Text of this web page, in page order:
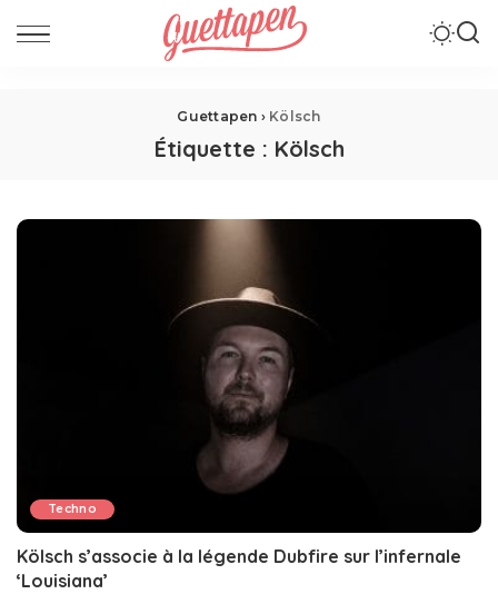
Guettapen › Kölsch
Étiquette : Kölsch
Techno
Kölsch s’associe à la légende Dubfire sur l’infernale
‘Louisiana’